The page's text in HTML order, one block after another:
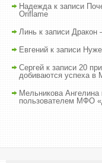
Надеждак записи
Oriflame
Линь к записи Дракон
Евгений к записи
Сергей к записи 20
добиваются успеха в
Мельникова Ангелина
пользователем МФО